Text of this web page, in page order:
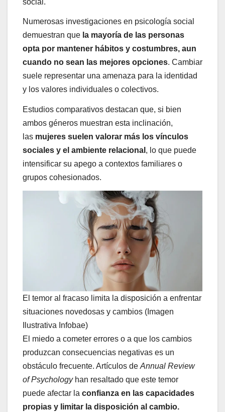
Numerosas investigaciones en psicología social
demuestran que la mayoría de las personas
opta por mantener hábitos y costumbres, aun
cuando no sean las mejores opciones. Cambiar
suele representar una amenaza para la identidad
y los valores individuales o colectivos.
Estudios comparativos destacan que, si bien
ambos géneros muestran esta inclinación,
las mujeres suelen valorar más los vínculos
sociales y el ambiente relacional , lo que puede
intensificar su apego a contextos familiares o
grupos cohesionados.
El temor al fracaso limita la disposición a enfrentar
situaciones novedosas y cambios (Imagen
Ilustrativa Infobae)
El miedo a cometer errores o a que los cambios
produzcan consecuencias negativas es un
obstáculo frecuente. Artículos de Annual Review
of Psychologyhan resaltado que este temor
puede afectar la confianza en las capacidades
propias y limitar la disposición al cambio.